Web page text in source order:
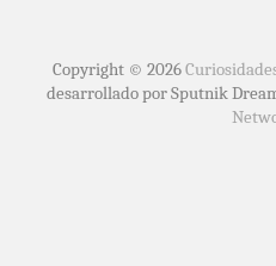
Copyright © 2026
desarrollado por Sputnik